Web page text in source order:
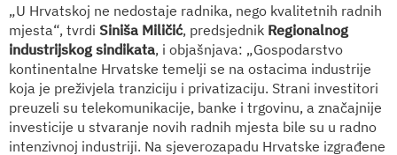
„U Hrvatskoj ne nedostaje radnika, nego kvalitetnih radnih
mjesta“, tvrdi Siniša Miličić, predsjednik Regionalnog
industrijskog sindikata, i objašnjava: „Gospodarstvo
kontinentalne Hrvatske temelji se na ostacima industrije
koja je preživjela tranziciju i privatizaciju. Strani investitori
preuzeli su telekomunikacije, banke i trgovinu, a značajnije
investicije u stvaranje novih radnih mjesta bile su u radno
intenzivnoj industriji. Na sjeverozapadu Hrvatske izgrađene